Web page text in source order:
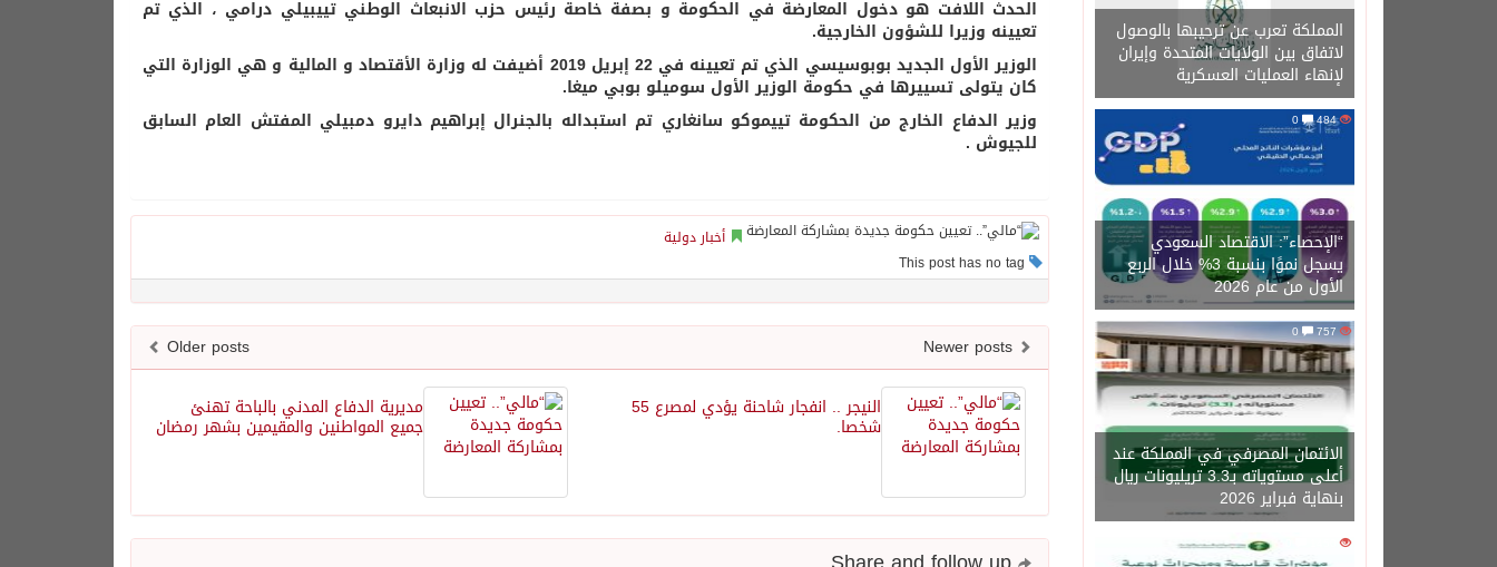
المملكة تعرب عن ترحيبها بالوصول
لاتفاق بين الولايات المتحدة وإيران
لإنهاء العمليات العسكرية
484
“الإحصاء”: الاقتصاد السعودي
يسجل نموًا بنسبة 3% خلال الربع
الأول من عام 2026
757
0
الائتمان المصرفي في المملكة عند
أعلى مستوياته بـ3.3 تريليونات ريال
بنهاية فبراير 2026
1450
الحدث اللافت هو دخول المعارضة في الحكومة و بصفة خاصة رئيس حزب الانبعاث الوطني تييبيلي درامي ، الذي تم
تعيينه وزيرا للشؤون الخارجية.
الوزير الأول الجديد بوبوسيسي الذي تم تعيينه في 22 إبريل 2019 أضيفت له وزارة الأقتصاد و المالية و هي الوزارة التي
كان يتولى تسييرها في حكومة الوزير الأول سوميلو بوبي ميغا.
وزير الدفاع الخارج من الحكومة تييموكو سانغاري تم استبداله بالجنرال إبراهيم دايرو دمبيلي المفتش العام السابق
للجيوش .
أخبار دولية
Older posts
مديرية الدفاع المدني بالباحة تهنئ
جميع المواطنين والمقيمين بشهر رمضان
النيجر .. انفجار شاحنة يؤدي لمصرع 55
شخصا.